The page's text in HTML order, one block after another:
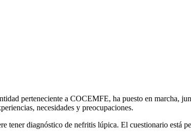
perteneciente a COCEMFE, ha puesto en marcha,
necesidades y preocupaciones.
tener diagnóstico de nefritis lúpica. El cuestionario está